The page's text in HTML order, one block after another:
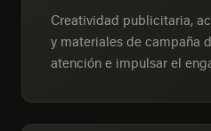
Creatividad publicitaria,
y materiales de campaña
atención e impulsar el